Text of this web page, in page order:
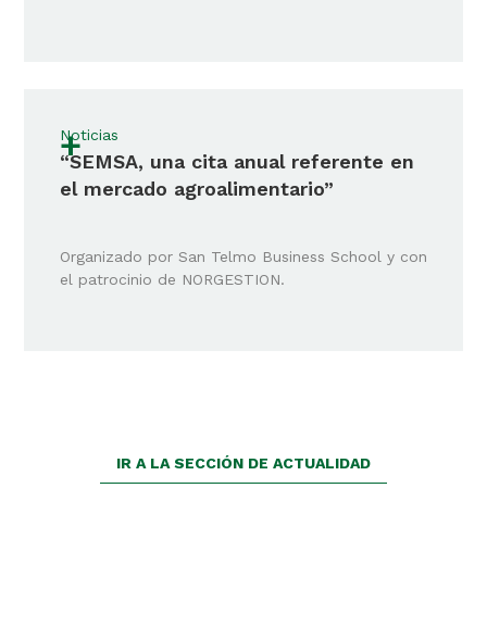
Noticias
“SEMSA, una cita anual referente en
el mercado agroalimentario”
Organizado por San Telmo Business School y con
el patrocinio de NORGESTION.
+
IR A LA SECCIÓN DE ACTUALIDAD